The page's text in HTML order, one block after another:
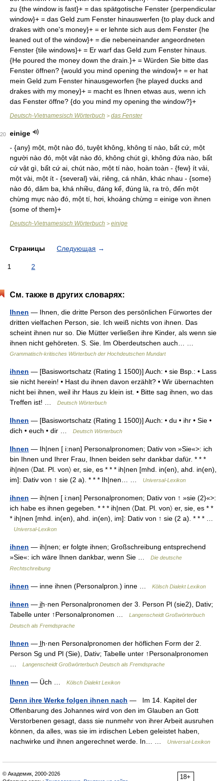
zu {the window is fast}+ = das spätgotische Fenster {perpendicular
window}+ = das Geld zum Fenster hinauswerfen {to play duck and
drakes with one's money}+ = er lehnte sich aus dem Fenster {he
leaned out of the window}+ = die nebeneinander angeordneten
Fenster {tile windows}+ = Er warf das Geld zum Fenster hinaus.
{He poured the money down the drain.}+ = Würden Sie bitte das
Fenster öffnen? {would you mind opening the window}+ = er hat
mein Geld zum Fenster hinausgeworfen {he played ducks and
drakes with my money}+ = macht es Ihnen etwas aus, wenn ich
das Fenster öffne? {do you mind my opening the window?}+
Deutsch-Vietnamesisch Wörterbuch > das Fenster
20
einige
- {any} một, một nào đó, tuyệt không, không tí nào, bất cứ, một
người nào đó, một vật nào đó, không chút gì, không đứa nào, bất
cứ vật gì, bất cứ ai, chút nào, một tí nào, hoàn toàn - {few} ít vải,
một vài, một ít - {several} vài, riêng, cá nhân, khác nhau - {some}
nào đó, dăm ba, khá nhiều, đáng kể, đúng là, ra trò, đến một
chừng mực nào đó, một tí, hơi, khoảng chừng = einige von ihnen
{some of them}+
Deutsch-Vietnamesisch Wörterbuch > einige
Страницы Следующая →
1 2
См. также в других словарях:
Ihnen — Ihnen, die dritte Person des persönlichen Fürwortes der
dritten vielfachen Person, sie. Ich weiß nichts von ihnen. Das
scheint ihnen nur so. Die Mütter verließen ihre Kinder, als wenn sie
ihnen nicht gehöreten. S. Sie. Im Oberdeutschen auch… …
Grammatisch-kritisches Wörterbuch der Hochdeutschen Mundart
ihnen — [Basiswortschatz (Rating 1 1500)] Auch: • sie Bsp.: • Lass
sie nicht herein! • Hast du ihnen davon erzählt? • Wir übernachten
nicht bei ihnen, weil ihr Haus zu klein ist. • Bitte sag ihnen, wo das
Treffen ist! …
Deutsch Wörterbuch
Ihnen — [Basiswortschatz (Rating 1 1500)] Auch: • du • ihr • Sie •
dich • euch • dir …
Deutsch Wörterbuch
Ihnen — Ih|nen [ i:nən] Personalpronomen; Dativ von »Sie«>: ich
bin Ihnen und Ihrer Frau, Ihnen beiden sehr dankbar dafür. * * *
ih|nen 〈Dat. Pl. von〉 er, sie, es * * * ih|nen [mhd. in(en), ahd. in(en),
im]: Dativ von ↑ sie (2 a). * * * Ih|nen… …
Universal-Lexikon
ihnen — ih|nen [ i:nən] Personalpronomen; Dativ von ↑ »sie (2)«>:
ich habe es ihnen gegeben. * * * ih|nen 〈Dat. Pl. von〉 er, sie, es * *
* ih|nen [mhd. in(en), ahd. in(en), im]: Dativ von ↑ sie (2 a). * * * …
Universal-Lexikon
ihnen — ih|nen; er folgte ihnen; Großschreibung entsprechend
»Sie«: ich wäre Ihnen dankbar, wenn Sie …
Die deutsche
Rechtschreibung
ihnen — inne ihnen (Personalpron.) inne … Kölsch Dialekt Lexikon
ihnen — i̲h·nen Personalpronomen der 3. Person Pl (sie2), Dativ;
Tabelle unter ↑Personalpronomen …
Langenscheidt Großwörterbuch
Deutsch als Fremdsprache
Ihnen — I̲h·nen Personalpronomen der höflichen Form der 2.
Person Sg und Pl (Sie), Dativ; Tabelle unter ↑Personalpronomen
Langenscheidt Großwörterbuch Deutsch als Fremdsprache
Ihnen — Üch … Kölsch Dialekt Lexikon
Denn ihre Werke folgen ihnen nach — Im 14. Kapitel der
Offenbarung des Johannes wird von den im Glauben an Gott
Verstorbenen gesagt, dass sie nunmehr von ihrer Arbeit ausruhen
können, da alles, was sie im irdischen Leben geleistet haben,
nachwirke und ihnen angerechnet werde. In… …
Universal-Lexikon
18+
© Академик, 2000-2026